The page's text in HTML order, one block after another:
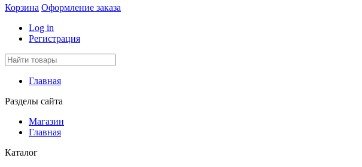
Корзина Оформление заказа
Log in
Регистрация
Главная
Разделы сайта
Магазин
Главная
Каталог